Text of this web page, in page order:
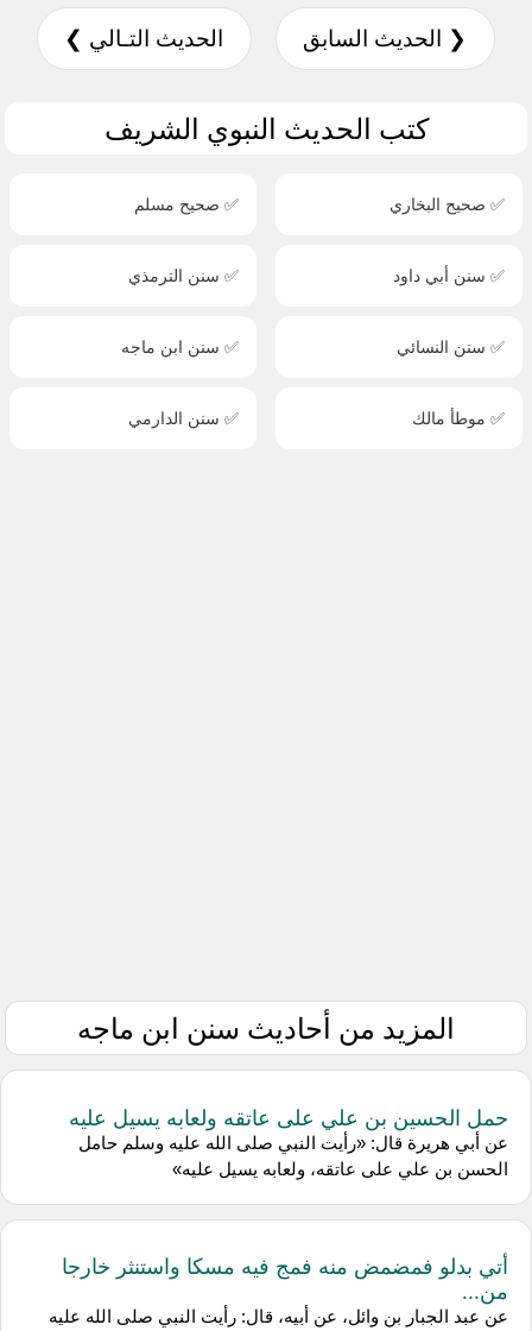
❮ الحديث السابق الحديث التـالي ❯
كتب الحديث النبوي الشريف
✅ صحيح البخاري ✅ صحيح مسلم
✅ سنن أبي داود ✅ سنن الترمذي
✅ سنن النسائي ✅ سنن ابن ماجه
✅ موطأ مالك ✅ سنن الدارمي
المزيد من أحاديث سنن ابن ماجه
حمل الحسين بن علي على عاتقه ولعابه يسيل عليه
عن أبي هريرة قال: «رأيت النبي صلى الله عليه وسلم حامل
الحسن بن علي على عاتقه، ولعابه يسيل عليه»
أتي بدلو فمضمض منه فمج فيه مسكا واستنثر خارجا
من...
عن عبد الجبار بن وائل، عن أبيه، قال: رأيت النبي صلى الله عليه